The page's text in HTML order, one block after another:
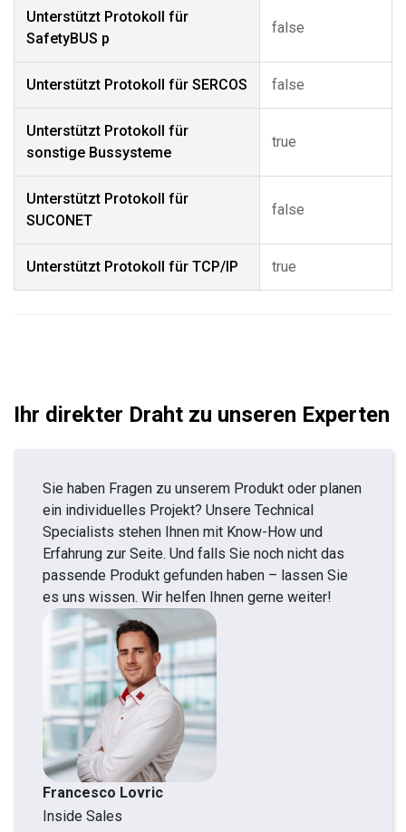
Unterstützt Protokoll für
SafetyBUS p
false
Unterstützt Protokoll für SERCOS false
Unterstützt Protokoll für
sonstige Bussysteme
true
Unterstützt Protokoll für
SUCONET
false
Unterstützt Protokoll für TCP/IP true
Ihr direkter Draht zu unseren Experten
Sie haben Fragen zu unserem Produkt oder planen
ein individuelles Projekt? Unsere Technical
Specialists stehen Ihnen mit Know-How und
Erfahrung zur Seite. Und falls Sie noch nicht das
passende Produkt gefunden haben – lassen Sie
es uns wissen. Wir helfen Ihnen gerne weiter!
Francesco Lovric
Inside Sales